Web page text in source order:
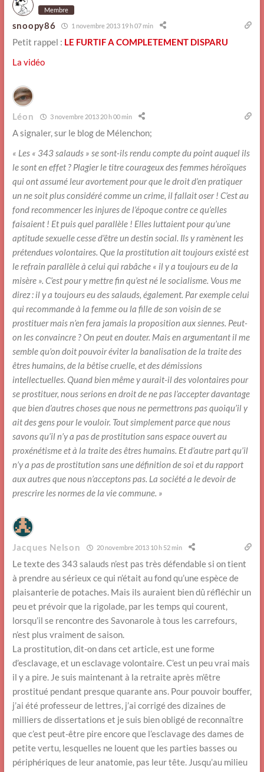
Membre
snoopy86 1 novembre 2013 19 h 07 min
Petit rappel : LE FURTIF A COMPLETEMENT DISPARU
La vidéo
Léon 3 novembre 2013 20 h 00 min
A signaler, sur le blog de Mélenchon;
« Les « 343 salauds » se sont-ils rendu compte du point auquel ils
le sont en effet ? Plagier le titre courageux des femmes héroïques
qui ont assumé leur avortement pour que le droit d’en pratiquer
un ne soit plus considéré comme un crime, il fallait oser ! C’est au
fond recommencer les injures de l’époque contre ce qu’elles
faisaient ! Et puis quel parallèle ! Elles luttaient pour qu’une
aptitude sexuelle cesse d’être un destin social. Ils y ramènent les
prétendues volontaires. Que la prostitution ait toujours existé est
le refrain parallèle à celui qui rabâche « il y a toujours eu de la
misère ». C’est pour y mettre fin qu’est né le socialisme. Vous me
direz : il y a toujours eu des salauds, également. Par exemple celui
qui recommande à la femme ou la fille de son voisin de se
prostituer mais n’en fera jamais la proposition aux siennes. Peut-
on les convaincre ? On peut en douter. Mais en argumentant il me
semble qu’on doit pouvoir éviter la banalisation de la traite des
êtres humains, de la bêtise cruelle, et des démissions
intellectuelles. Quand bien même y aurait-il des volontaires pour
se prostituer, nous serions en droit de ne pas l’accepter davantage
que bien d’autres choses que nous ne permettrons pas quoiqu’il y
ait des gens pour le vouloir. Tout simplement parce que nous
savons qu’il n’y a pas de prostitution sans espace ouvert au
proxénétisme et à la traite des êtres humains. Et d’autre part qu’il
n’y a pas de prostitution sans une définition de soi et du rapport
aux autres que nous n’acceptons pas. La société a le devoir de
prescrire les normes de la vie commune. »
Jacques Nelson 20 novembre 2013 10 h 52 min
Le texte des 343 salauds n’est pas très défendable si on tient
à prendre au sérieux ce qui n’était au fond qu’une espèce de
plaisanterie de potaches. Mais ils auraient bien dû réfléchir un
peu et prévoir que la rigolade, par les temps qui courent,
lorsqu’il se rencontre des Savonarole à tous les carrefours,
n’est plus vraiment de saison.
La prostitution, dit-on dans cet article, est une forme
d’esclavage, et un esclavage volontaire. C’est un peu vrai mais
il y a pire. Je suis maintenant à la retraite après m’être
prostitué pendant presque quarante ans. Pour pouvoir bouffer,
j’ai été professeur de lettres, j’ai corrigé des dizaines de
milliers de dissertations et je suis bien obligé de reconnaître
que c’est peut-être pire encore que l’esclavage des dames de
petite vertu, lesquelles ne louent que les parties basses ou
périphériques de leur anatomie, pas leur tête. Jusqu’au milieu